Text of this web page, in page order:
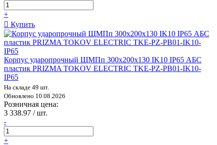
+
Купить
Корпус ударопрочный ЩМПп 300х200х130 IK10 IP65 АБС
пластик PRIZMA TOKOV ELECTRIC TKE-PZ-PB01-IK10-
IP65
На складе 49 шт.
Обновлено 10.08.2026
Розничная цена:
3 338.97 / шт.
-
+